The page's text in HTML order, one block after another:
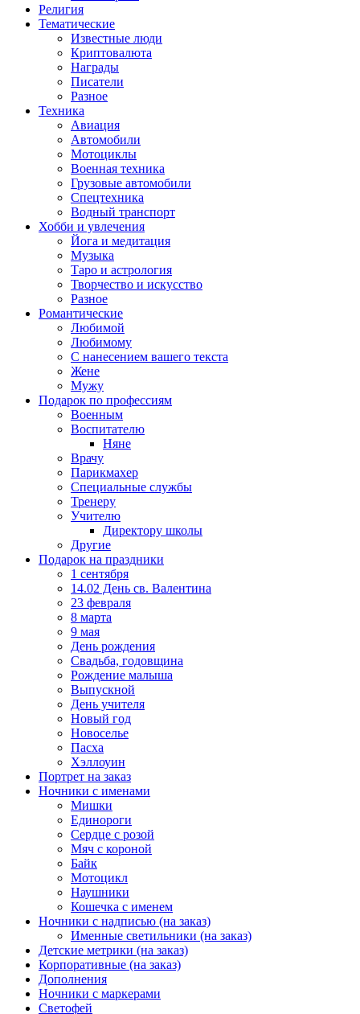
Религия
Тематические
Известные люди
Криптовалюта
Награды
Писатели
Разное
Техника
Авиация
Автомобили
Мотоциклы
Военная техника
Грузовые автомобили
Спецтехника
Водный транспорт
Хобби и увлечения
Йога и медитация
Музыка
Таро и астрология
Творчество и искусство
Разное
Романтические
Любимой
Любимому
С нанесением вашего текста
Жене
Мужу
Подарок по профессиям
Военным
Воспитателю
Няне
Врачу
Парикмахер
Специальные службы
Тренеру
Учителю
Директору школы
Другие
Подарок на праздники
1 сентября
14.02 День св. Валентина
23 февраля
8 марта
9 мая
День рождения
Свадьба, годовщина
Рождение малыша
Выпускной
День учителя
Новый год
Новоселье
Пасха
Хэллоуин
Портрет на заказ
Ночники с именами
Мишки
Единороги
Сердце с розой
Мяч с короной
Байк
Мотоцикл
Наушники
Кошечка с именем
Ночники с надписью (на заказ)
Именные светильники (на заказ)
Детские метрики (на заказ)
Корпоративные (на заказ)
Дополнения
Ночники с маркерами
Светофей